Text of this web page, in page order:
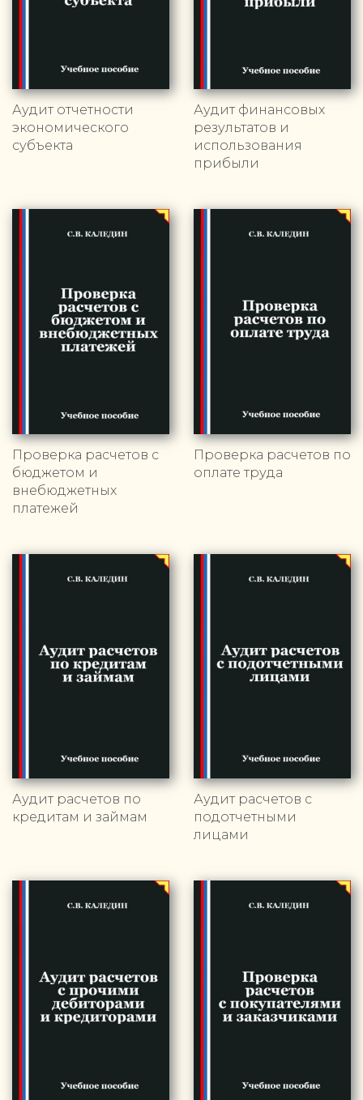
Аудит отчетности
экономического
субъекта
Аудит финансовых
результатов и
использования
прибыли
Проверка расчетов с
бюджетом и
внебюджетных
платежей
Проверка расчетов по
оплате труда
Аудит расчетов по
кредитам и займам
Аудит расчетов с
подотчетными
лицами